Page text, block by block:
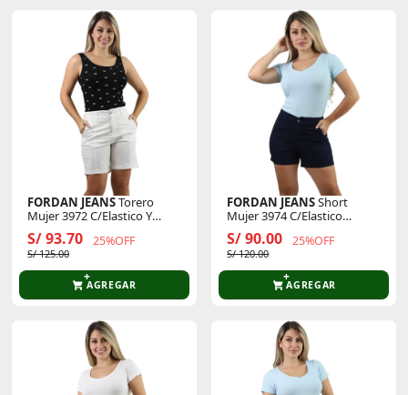
FORDAN JEANSTorero
Mujer 3972 C/Elastico Y
Bolsillo Parche
S/ 93.70 25%OFF
S/ 125.00
AGREGAR
FORDAN JEANSShort
Mujer 3974 C/Elastico
Espaldar Y Bolsillo Parche
S/ 90.00 25%OFF
S/ 120.00
AGREGAR